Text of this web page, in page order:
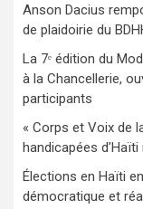
Anson Dacius
de plaidoirie du
La 7ᵉ édition du
à la Chancellerie,
participants
« Corps et Voix de
handicapées
Élections en Haïti
démocratique et